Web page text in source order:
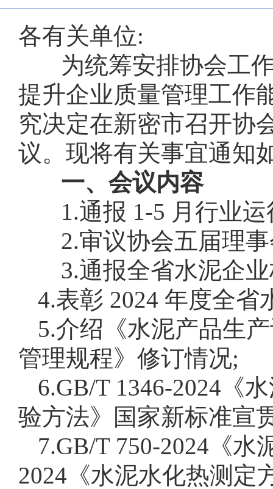
各有关单位:
为统筹安排协会工作
提升企业质量管理工作
究决定在新密市召开协
议。现将有关事宜通知
一、会议内容
1.通报 1-5 月行业运
2.审议协会五届理事
3.通报全省水泥企业
4.表彰 2024 年度全
5.介绍《水泥产品生
管理规程》修订情况;
6.GB/T 1346-2024《
验方法》国家新标准宣
7.GB/T 750-2024《水
2024《水泥水化热测定